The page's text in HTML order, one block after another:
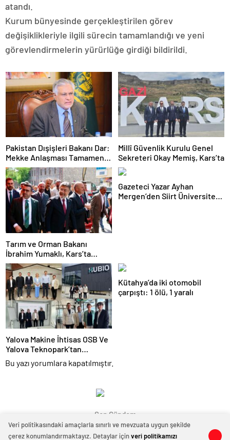
0 0
atandı.
Kurum bünyesinde gerçekleştirilen görev
değişiklikleriyle ilgili sürecin tamamlandığı ve yeni
görevlendirmelerin yürürlüğe girdiği bildirildi.
Pakistan Dışişleri Bakanı Dar:
Mekke Anlaşması Tamamen
Savunma Amaçlı
Millî Güvenlik Kurulu Genel
Sekreteri Okay Memiş, Kars’ta
Tarım ve Orman Bakanı
İbrahim Yumaklı, Kars’ta
Esnafla Buluştu
Gazeteci Yazar Ayhan
Mergen’den Siirt Üniversitesi
Yalova Makine İhtisas OSB Ve
Yalova Teknopark’tan
Litvanya’da Stratejik İş Birliği
Hamlesi
Kütahya’da iki otomobil
çarpıştı: 1 ölü, 1 yaralı
Bu yazı yorumlara kapatılmıştır.
Son Gündem
Veri politikasındaki amaçlarla sınırlı ve mevzuata uygun şekilde
çerez konumlandırmaktayız. Detaylar içinveri politikamızı